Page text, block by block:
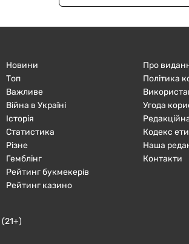
Новини
Топ
Важливе
Війна в Україні
Історія
Статистика
Різне
Гемблінг
Рейтинг букмекерів
Рейтинг казино
Про
Політика
Угода
Кодекс
Наша
Контакти